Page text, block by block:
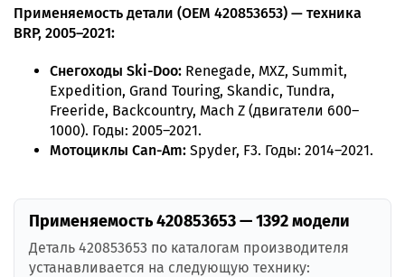
Применяемость детали (OEM 420853653) — техника
BRP, 2005–2021:
Снегоходы Ski-Doo: Renegade, MXZ, Summit,
Expedition, Grand Touring, Skandic, Tundra,
Freeride, Backcountry, Mach Z (двигатели 600–
1000). Годы: 2005–2021.
Мотоциклы Can-Am: Spyder, F3. Годы: 2014–2021.
Применяемость 420853653 — 1392 модели
Деталь 420853653 по каталогам производителя
устанавливается на следующую технику: